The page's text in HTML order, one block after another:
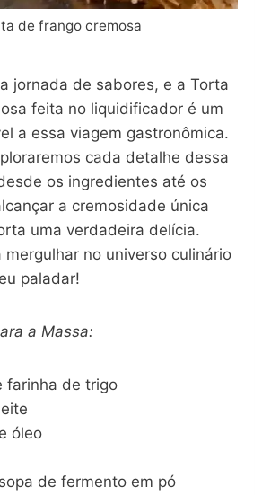
de frango cremosa
jornada de sabores, e a Torta
feita no liquidificador é um
a essa viagem gastronômica.
cada detalhe dessa
os ingredientes até os
a cremosidade única
uma verdadeira delícia.
mergulhar no universo culinário
paladar!
a Massa:
farinha de trigo
óleo
de fermento em pó